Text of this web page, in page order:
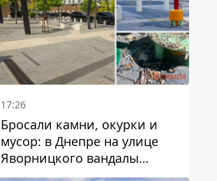
17:26
Бросали камни, окурки и
мусор: в Днепре на улице
Яворницкого вандалы
повредили питьевые